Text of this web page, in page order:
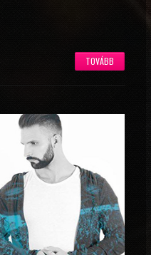
TOVÁBB